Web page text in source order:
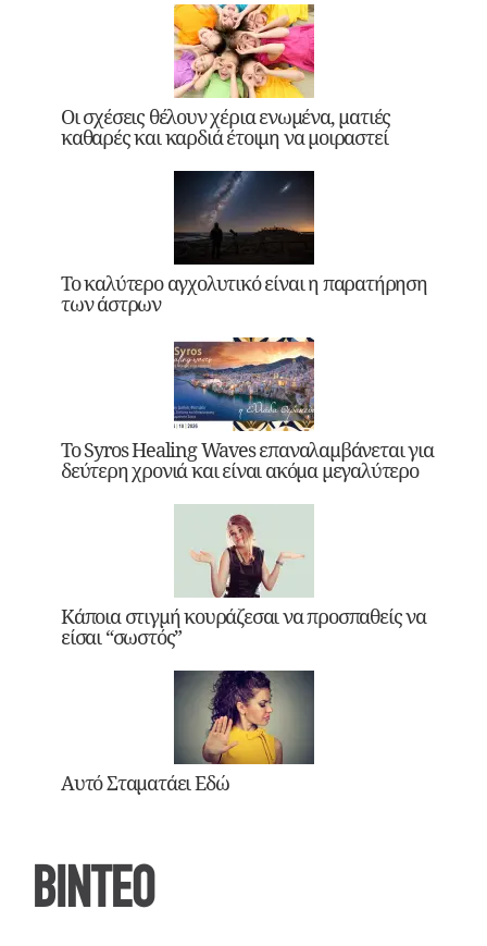
Οι σχέσεις θέλουν χέρια ενωμένα, ματιές
καθαρές και καρδιά έτοιμη να μοιραστεί
Το καλύτερο αγχολυτικό είναι η παρατήρηση
των άστρων
Το Syros Healing Waves επαναλαμβάνεται για
δεύτερη χρονιά και είναι ακόμα μεγαλύτερο
Κάποια στιγμή κουράζεσαι να προσπαθείς να
είσαι “σωστός”
Αυτό Σταματάει Εδώ
ΒΙΝΤΕΟ